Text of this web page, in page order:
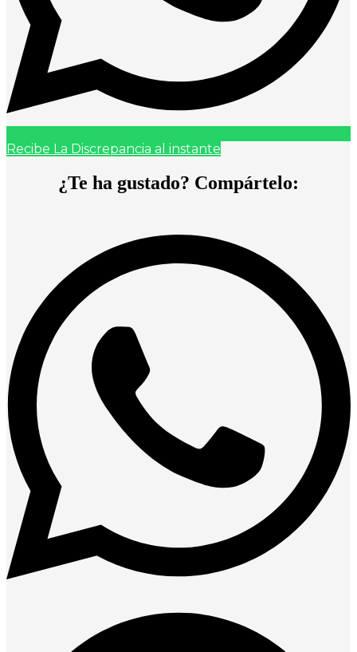
Recibe La Discrepancia al instante
¿Te ha gustado? Compártelo: